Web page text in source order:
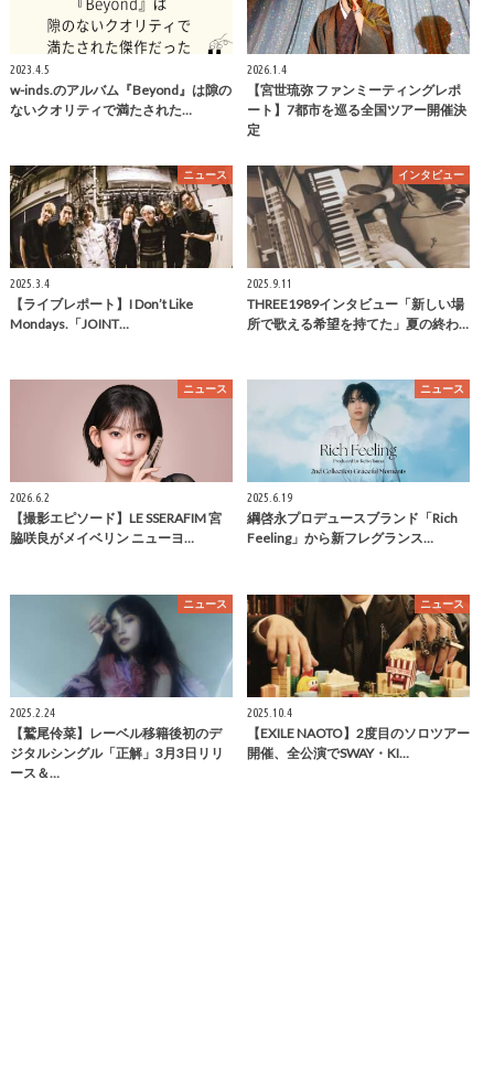
2023.4.5
w-inds.のアルバム『Beyond』は隙の
ないクオリティで満たされた…
2026.1.4
【宮世琉弥 ファンミーティングレポ
ート】7都市を巡る全国ツアー開催決
定
ニュース
2025.3.4
【ライブレポート】I Don’t Like
Mondays.「JOINT…
インタビュー
2025.9.11
THREE1989インタビュー「新しい場
所で歌える希望を持てた」夏の終わ…
ニュース
2026.6.2
【撮影エピソード】LE SSERAFIM 宮
脇咲良がメイベリン ニューヨ…
ニュース
2025.6.19
綱啓永プロデュースブランド「Rich
Feeling」から新フレグランス…
ニュース
2025.2.24
【鷲尾伶菜】レーベル移籍後初のデ
ジタルシングル「正解」3月3日リリ
ース＆…
ニュース
2025.10.4
【EXILE NAOTO】2度目のソロツアー
開催、全公演でSWAY・KI…